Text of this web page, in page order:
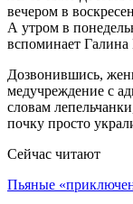
вечером в
А утром в
вспоминает Галина
Дозвонившись,
медучреждение с
словам
почку просто
Сейчас читают
Пьяные